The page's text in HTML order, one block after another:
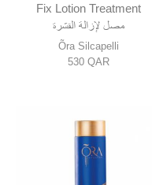
Fix Lotion Treatment
مصل لإزالة القشرة
Õra Silcapelli
530 QAR